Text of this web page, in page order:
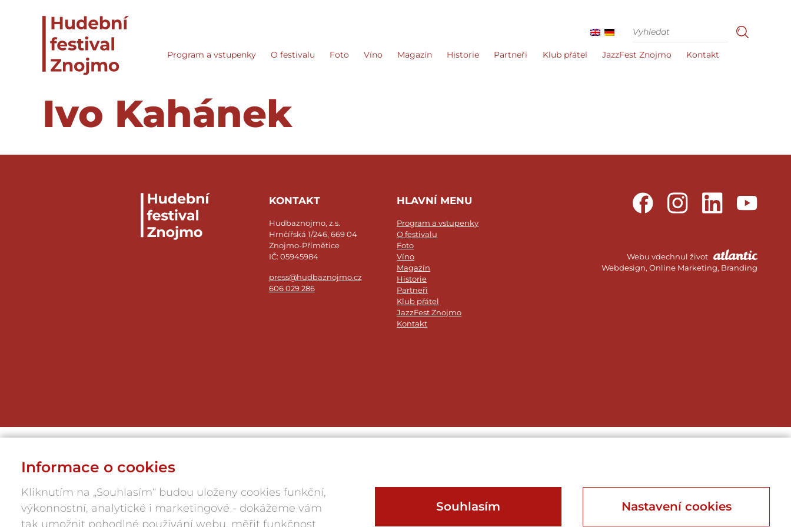
Program a vstupenky O festivalu Foto Víno Magazín Historie Partneři Klub přátel JazzFest Znojmo Kontakt
Ivo Kahánek
KONTAKT
Hudbaznojmo, z.s.
Hrnčířská 1/246, 669 04
Znojmo-Přímětice
IČ: 05945984
press@hudbaznojmo.cz
606 029 286
HLAVNÍ MENU
Program a vstupenky
O festivalu
Foto
Víno
Magazín
Historie
Partneři
Klub přátel
JazzFest Znojmo
Kontakt
Webu vdechnul život
Webdesign, Online Marketing, Branding
Informace o cookies
Kliknutím na „Souhlasím“ budou uloženy cookies funkční,
výkonnostní, analytické i marketingové - dokážeme vám
tak umožnit pohodlné používání webu, měřit funkčnost
Souhlasím Nastavení cookies